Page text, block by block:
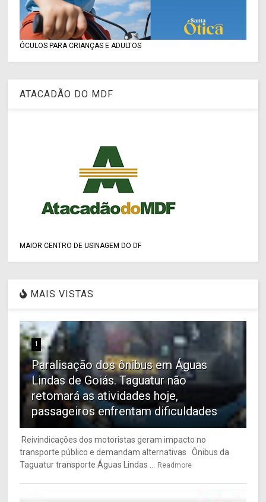
ÓCULOS PARA CRIANÇAS E ADULTOS
ATACADÃO DO MDF
MAIOR CENTRO DE USINAGEM DO DF
MAIS VISTAS
1
Paralisação dos ônibus em Águas
Lindas de Goiás. Taguatur não
retomará as atividades hoje,
passageiros enfrentam dificuldades
Reivindicações dos motoristas geram impacto no
transporte público e demandam alternativas Ônibus da
Taguatur transporte Águas Lindas ...
Readmore